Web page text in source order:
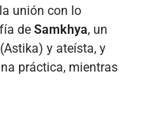
unión con lo
de Samkhya, un
y ateísta, y
práctica, mientras